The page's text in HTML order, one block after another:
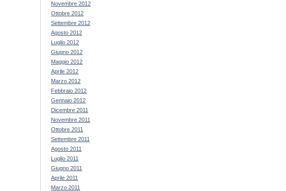
Novembre 2012
Ottobre 2012
Settembre 2012
Agosto 2012
Luglio 2012
Giugno 2012
Maggio 2012
Aprile 2012
Marzo 2012
Febbraio 2012
Gennaio 2012
Dicembre 2011
Novembre 2011
Ottobre 2011
Settembre 2011
Agosto 2011
Luglio 2011
Giugno 2011
Aprile 2011
Marzo 2011